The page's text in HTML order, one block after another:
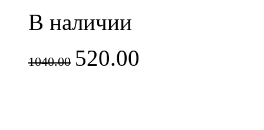
В наличии
1040.00 520.00